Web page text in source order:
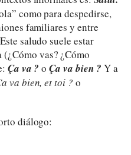
como para despedirse,
familiares y entre
saludo suele estar
vas? ¿Cómo
Ça va ? oÇa va bien ? Y a
va bien, et toi ? o
diálogo: